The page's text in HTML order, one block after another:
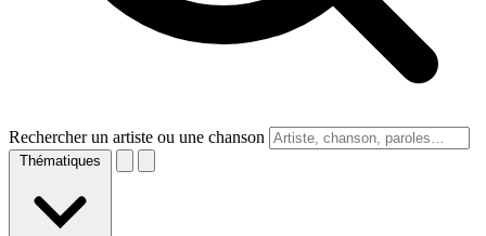
Rechercher un artiste ou une chanson
Thématiques